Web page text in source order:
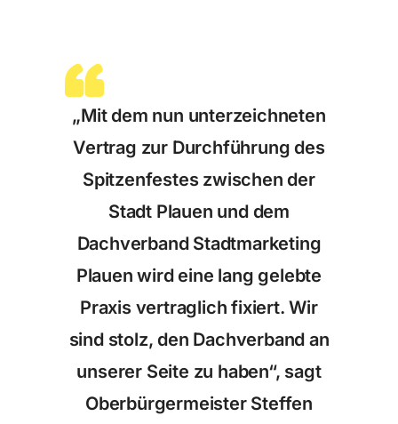
„Mit dem nun unterzeichneten
Vertrag zur Durchführung des
Spitzenfestes zwischen der
Stadt Plauen und dem
Dachverband Stadtmarketing
Plauen wird eine lang gelebte
Praxis vertraglich fixiert. Wir
sind stolz, den Dachverband an
unserer Seite zu haben“, sagt
Oberbürgermeister Steffen